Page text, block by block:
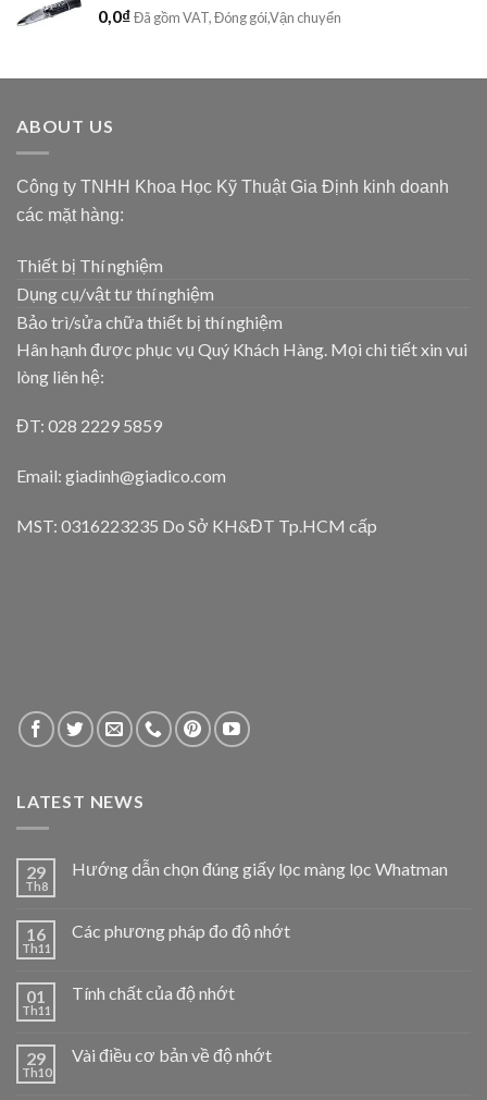
0,0₫Đã gồm VAT, Đóng gói,Vận chuyển
ABOUT US
Công ty TNHH Khoa Học Kỹ Thuật Gia Định kinh doanh
các mặt hàng:
Thiết bị Thí nghiệm
Dụng cụ/vật tư thí nghiệm
Bảo trì/sửa chữa thiết bị thí nghiệm
Hân hạnh được phục vụ Quý Khách Hàng. Mọi chi tiết xin vui
lòng liên hệ:
ĐT: 028 2229 5859
Email: giadinh@giadico.com
MST: 0316223235 Do Sở KH&ĐT Tp.HCM cấp
LATEST NEWS
29
Th8
Hướng dẫn chọn đúng giấy lọc màng lọc Whatman
16
Th11
Các phương pháp đo độ nhớt
01
Th11
Tính chất của độ nhớt
29
Th10
Vài điều cơ bản về độ nhớt